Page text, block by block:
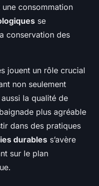
consommation
se
conservation des
jouent un rôle crucial
non seulement
la qualité de
plus agréable
dans des pratiques
durables s’avère
sur le plan